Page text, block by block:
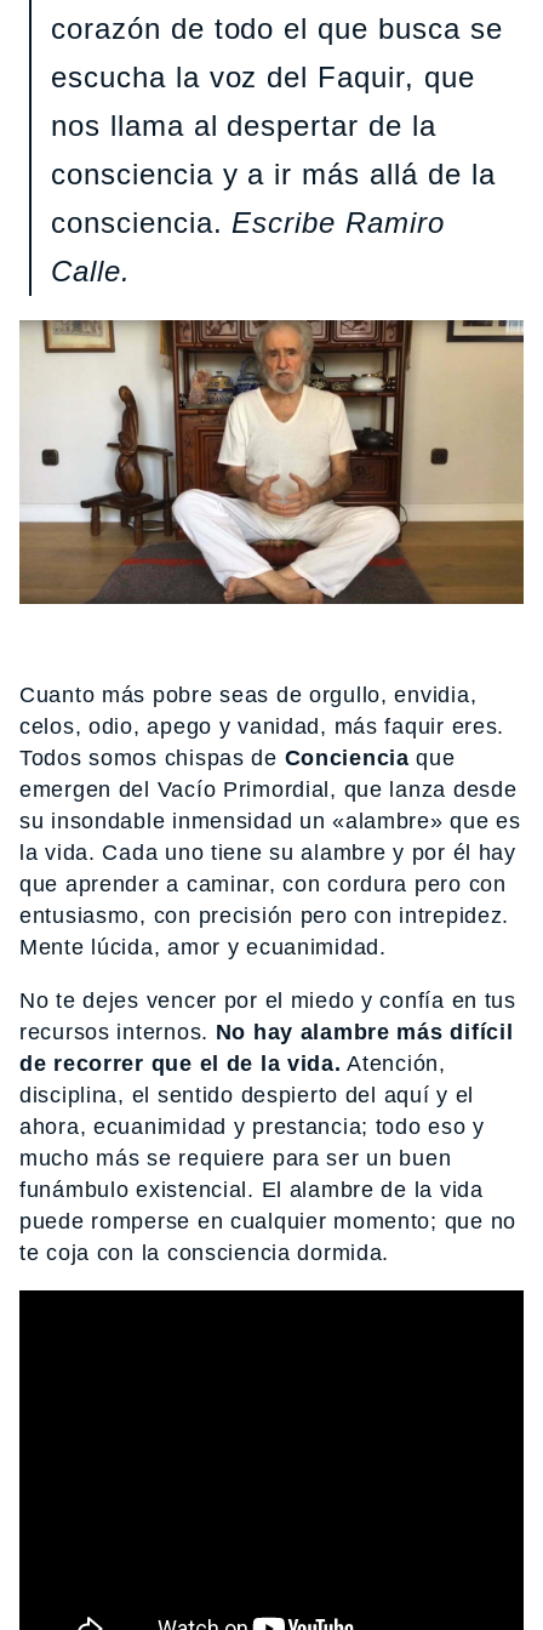
corazón de todo el que busca se
escucha la voz del Faquir, que
nos llama al despertar de la
consciencia y a ir más allá de la
consciencia. Escribe Ramiro
Calle.
Cuanto más pobre seas de orgullo, envidia,
celos, odio, apego y vanidad, más faquir eres.
Todos somos chispas de Conciencia que
emergen del Vacío Primordial, que lanza desde
su insondable inmensidad un «alambre» que es
la vida. Cada uno tiene su alambre y por él hay
que aprender a caminar, con cordura pero con
entusiasmo, con precisión pero con intrepidez.
Mente lúcida, amor y ecuanimidad.
No te dejes vencer por el miedo y confía en tus
recursos internos. No hay alambre más difícil
de recorrer que el de la vida. Atención,
disciplina, el sentido despierto del aquí y el
ahora, ecuanimidad y prestancia; todo eso y
mucho más se requiere para ser un buen
funámbulo existencial. El alambre de la vida
puede romperse en cualquier momento; que no
te coja con la consciencia dormida.